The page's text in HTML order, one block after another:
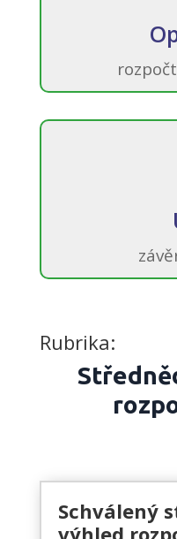
Rubrika:
Schválený
výhled